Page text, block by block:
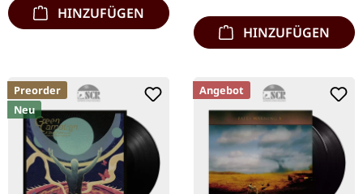
HINZUFÜGEN
HINZUFÜGEN
Preorder
Neu
Angebot